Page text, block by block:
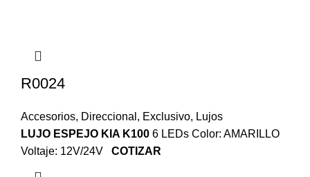
R0024
Accesorios, Direccional , Exclusivo, Lujos
LUJO ESPEJO KIA K100 6 LEDs Color: AMARILLO
Voltaje: 12V/24V COTIZAR